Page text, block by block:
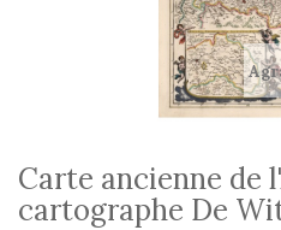
Carte ancienne de
cartographe De